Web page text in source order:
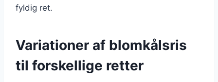
fyldig ret.
Variationer af blomkålsris
til forskellige retter